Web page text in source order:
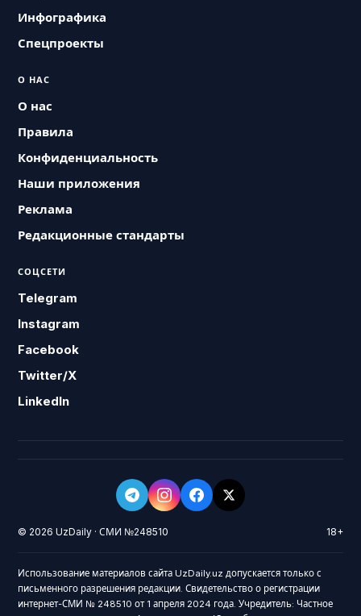
Инфографика
Спецпроекты
О НАС
О нас
Правила
Конфиденциальность
Наши приложения
Реклама
Редакционные стандарты
СОЦСЕТИ
Telegram
Instagram
Facebook
Twitter/X
LinkedIn
© 2026 UzDaily · СМИ №248510 18+
Использование материалов сайта UzDaily.uz допускается только с
письменного разрешения редакции. Свидетельство о регистрации
интернет-СМИ № 248510 от 1 апреля 2024 года. Учредитель: Частное